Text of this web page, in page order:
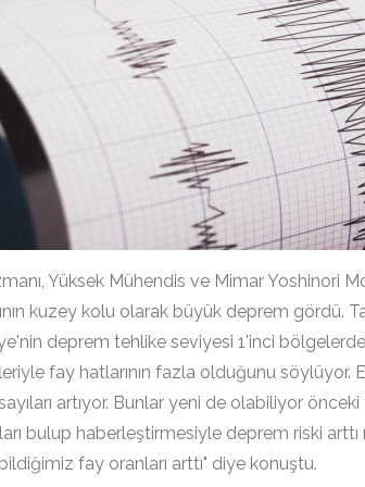
Yüksek Mühendis ve Mimar Yoshinori
kuzey kolu olarak büyük deprem gördü.
deprem tehlike seviyesi 1'inci
fay hatlarının fazla olduğunu söylüyor.
artıyor. Bunlar yeni de olabiliyor
bulup haberleştirmesiyle deprem riski arttı
fay oranları arttı" diye konuştu.